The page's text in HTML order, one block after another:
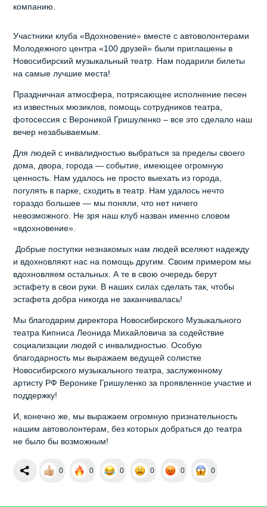
компанию.
Участники клуба «Вдохновение» вместе с автоволонтерами
Молодежного центра «100 друзей» были приглашены в
Новосибирский музыкальный театр. Нам подарили билеты
на самые лучшие места!
Праздничная атмосфера, потрясающее исполнение песен
из известных мюзиклов, помощь сотрудников театра,
фотосессия с Вероникой Гришуленко – все это сделало наш
вечер незабываемым.
Для людей с инвалидностью выбраться за пределы своего
дома, двора, города — событие, имеющее огромную
ценность. Нам удалось не просто выехать из города,
погулять в парке, сходить в театр. Нам удалось нечто
гораздо большее — мы поняли, что нет ничего
невозможного. Не зря наш клуб назван именно словом
«вдохновение».
Добрые поступки незнакомых нам людей вселяют надежду
и вдохновляют нас на помощь другим. Своим примером мы
вдохновляем остальных. А те в свою очередь берут
эстафету в свои руки. В наших силах сделать так, чтобы
эстафета добра никогда не заканчивалась!
Мы благодарим директора Новосибирского Музыкального
театра Кипниса Леонида Михайловича за содействие
социализации людей с инвалидностью. Особую
благодарность мы выражаем ведущей солистке
Новосибирского музыкального театра, заслуженному
артисту РФ Веронике Гришуленко за проявленное участие и
поддержку!
И, конечно же, мы выражаем огромную признательность
нашим автоволонтерам, без которых добраться до театра
не было бы возможным!
0 0 0 0 0 0